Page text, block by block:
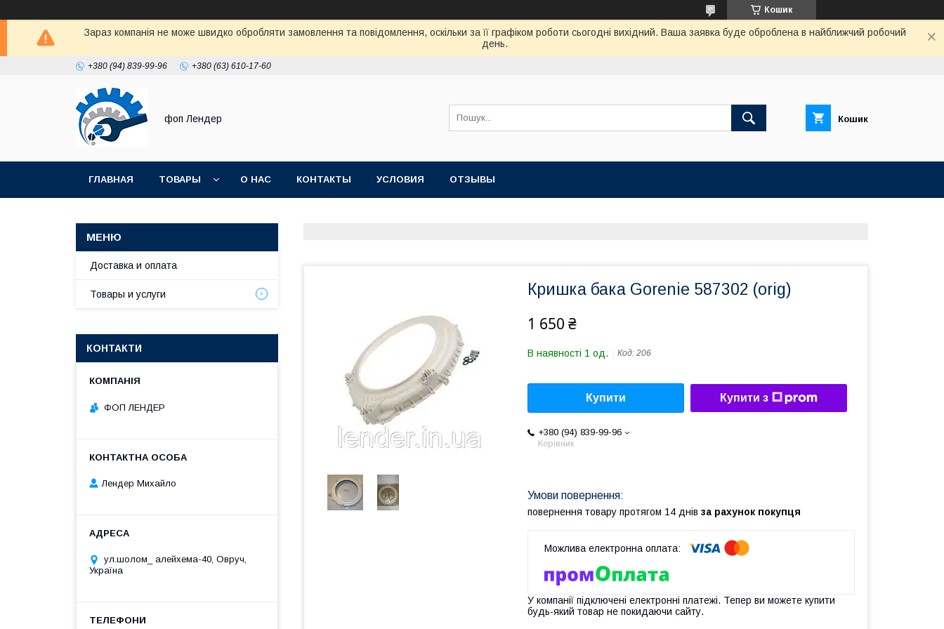
Кошик
Зараз компанія не може швидко обробляти замовлення та повідомлення, оскільки за її графіком роботи сьогодні вихідний. Ваша заявка буде оброблена в найближчий робочий
день.
+380 (94) 839-99-96 +380 (63) 610-17-60
фоп Лендер Кошик
ГЛАВНАЯ ТОВАРЫ О НАС КОНТАКТЫ УСЛОВИЯ ОТЗЫВЫ
Кришка бака Gorenie 587302 (orig)
1 650 ₴
В наявності 1 од. Код: 206
Купити Купити з
+380 (94) 839-99-96
Керівник
повернення товару протягом 14 днів за рахунок покупця
У компанії підключені електронні платежі. Тепер ви можете купити
будь-який товар не покидаючи сайту.
Доставка и оплата
Товары и услуги
КОНТАКТИ
ФОП ЛЕНДЕР
Лендер Михайло
ул.шолом_ алейхема-40, Овруч,
Україна